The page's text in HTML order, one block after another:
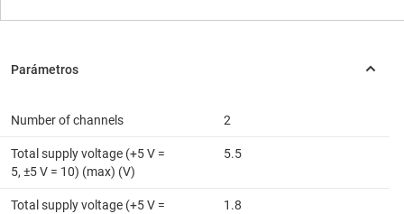
Number of channels 2
Total supply voltage (+5 V =
5, ±5 V = 10) (max) (V)
5.5
Total supply voltage (+5 V =
1.8